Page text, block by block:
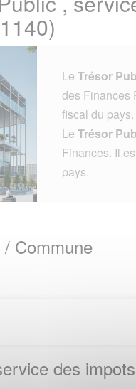
Le Trésor
des Finances
fiscal du
Le Trésor
Finances. Il
pays.
Commune
des